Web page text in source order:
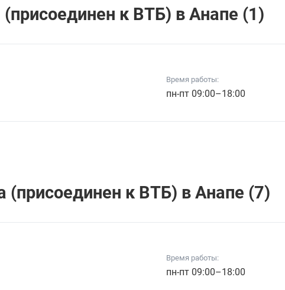
к ВТБ) в Анапе (1)
Время работы:
пн-пт 09:00–18:00
к ВТБ) в Анапе (7)
Время работы:
пн-пт 09:00–18:00